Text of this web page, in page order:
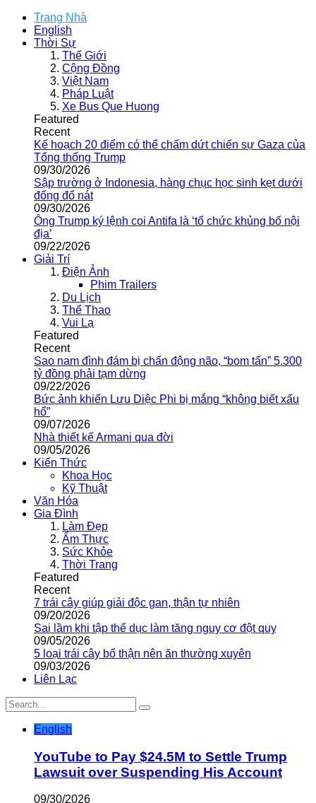
Trang Nhà
English
Thời Sự
Thế Giới
Cộng Đồng
Việt Nam
Pháp Luật
Xe Bus Que Huong
Featured
Recent
Kế hoạch 20 điểm có thể chấm dứt chiến sự Gaza của
Tổng thống Trump
09/30/2026
Sập trường ở Indonesia, hàng chục học sinh kẹt dưới
đống đổ nát
09/30/2026
Ông Trump ký lệnh coi Antifa là ‘tổ chức khủng bố nội
địa’
09/22/2026
Giải Trí
Điện Ảnh
Phim Trailers
Du Lịch
Thể Thao
Vui Lạ
Featured
Recent
Sao nam đình đám bị chấn động não, “bom tấn” 5.300
tỷ đồng phải tạm dừng
09/22/2026
Bức ảnh khiến Lưu Diệc Phi bị mắng “không biết xấu
hổ”
09/07/2026
Nhà thiết kế Armani qua đời
09/05/2026
Kiến Thức
Khoa Học
Kỹ Thuật
Văn Hóa
Gia Đình
Làm Đẹp
Ẩm Thực
Sức Khỏe
Thời Trang
Featured
Recent
7 trái cây giúp giải độc gan, thận tự nhiên
09/20/2026
Sai lầm khi tập thể dục làm tăng nguy cơ đột quỵ
09/05/2026
5 loại trái cây bổ thận nên ăn thường xuyên
09/03/2026
Liên Lạc
English
YouTube to Pay $24.5M to Settle Trump
Lawsuit over Suspending His Account
09/30/2026